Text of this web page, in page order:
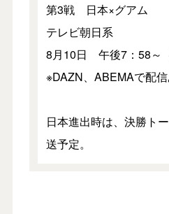
第3戦 日本×グアム
テレビ朝日系
8月10日 午後7：58～
※DAZN、ABEMAで配信
日本進出時は、決勝ト
送予定。